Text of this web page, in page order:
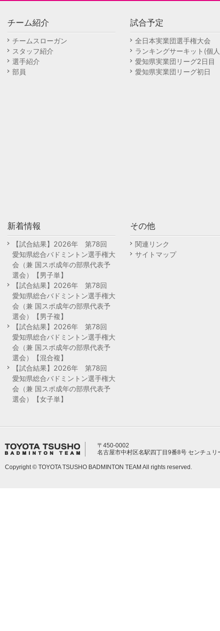
チーム紹介
チームスローガン
スタッフ紹介
選手紹介
部員
試合予定
全日本実業団選手権大会
ランキングサーキット(個
愛知県実業団リーグ2日目
愛知県実業団リーグ初日
新着情報
【試合結果】2026年 第78回
愛知県総合バドミントン選手権大
会（兼 国スポ成年の部県代表予
選会）【男子単】
【試合結果】2026年 第78回
愛知県総合バドミントン選手権大
会（兼 国スポ成年の部県代表予
選会）【男子複】
【試合結果】2026年 第78回
愛知県総合バドミントン選手権大
会（兼 国スポ成年の部県代表予
選会）【混合複】
【試合結果】2026年 第78回
愛知県総合バドミントン選手権大
会（兼 国スポ成年の部県代表予
選会）【女子単】
その他
関連リンク
サイトマップ
〒450-0002
名古屋市中村区名駅四丁目9番8号 センチュリ
Copyright © TOYOTA TSUSHO BADMINTON TEAM All rights reserved.